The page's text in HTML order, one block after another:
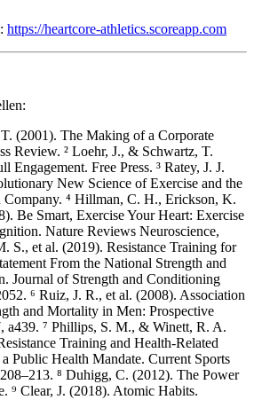
https://heartcore-athletics.scoreapp.com
(2001). The Making of a Corporate
Review. ² Loehr, J., & Schwartz, T.
Engagement. Free Press. ³ Ratey, J. J.
New Science of Exercise and the
⁴ Hillman, C. H., Erickson, K.
Be Smart, Exercise Your Heart: Exercise
Nature Reviews Neuroscience,
S., et al. (2019). Resistance Training for
From the National Strength and
Journal of Strength and Conditioning
⁶ Ruiz, J. R., et al. (2008). Association
and Mortality in Men: Prospective
a439. ⁷ Phillips, S. M., & Winett, R. A.
Training and Health-Related
Public Health Mandate. Current Sports
⁸ Duhigg, C. (2012). The Power
⁹ Clear, J. (2018). Atomic Habits.